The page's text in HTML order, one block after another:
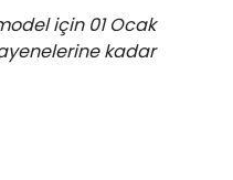
için 01 Ocak
kadar